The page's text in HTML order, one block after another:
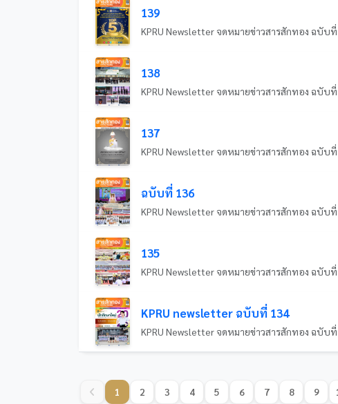
139
138
137
ฉบับที่ 136
135
KPRU newsletter ฉบับที่ 134
1 2 3 4 5 6 7 8 9